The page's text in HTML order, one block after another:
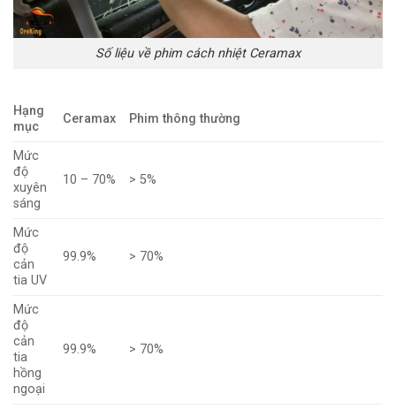
Số liệu về phim cách nhiệt Ceramax
Hạng
mục
Ceramax Phim thông thường
Mức
độ
xuyên
sáng
10 – 70% > 5%
Mức
độ
cản
tia UV
99.9% > 70%
Mức
độ
cản
tia
hồng
ngoại
99.9% > 70%